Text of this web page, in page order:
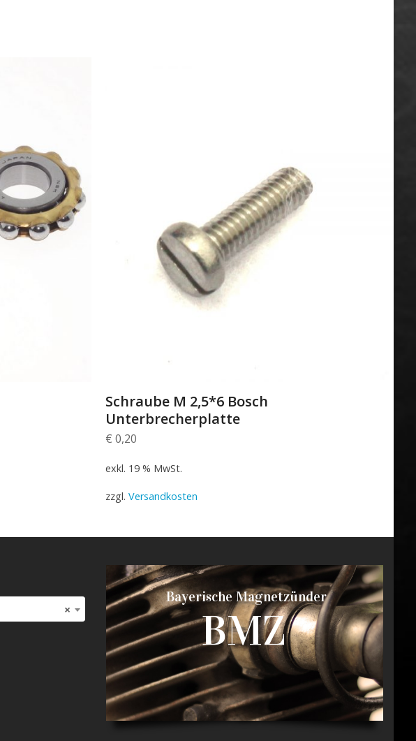
Schraube M 2,5*6 Bosch
Unterbrecherplatte
€ 0,20
exkl. 19 % MwSt.
zzgl. Versandkosten
×
Bayerische Magnetzünder
BMZ